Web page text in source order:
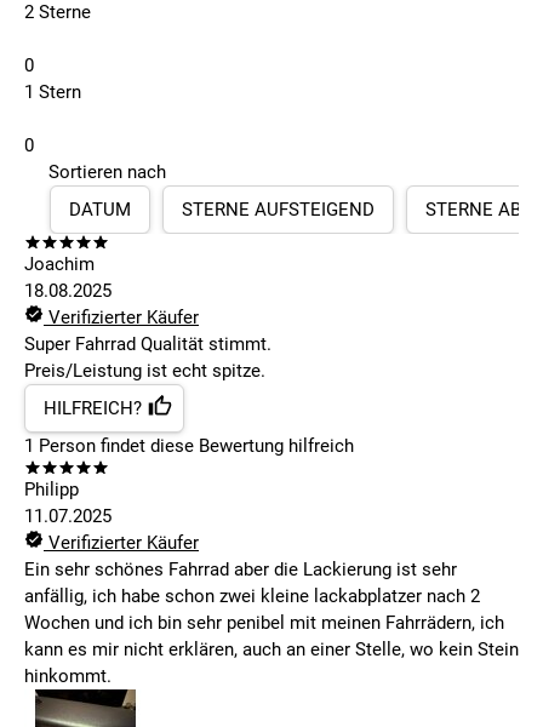
2 Sterne
0
1 Stern
0
Sortieren nach
DATUM
STERNE AUFSTEIGEND STERNE
Joachim
18.08.2025
Verifizierter Käufer
Super Fahrrad Qualität stimmt.
Preis/Leistung ist echt spitze.
HILFREICH?
1 Person findet diese Bewertung hilfreich
Philipp
11.07.2025
Verifizierter Käufer
Ein sehr schönes Fahrrad aber die Lackierung ist sehr
anfällig, ich habe schon zwei kleine lackabplatzer nach 2
Wochen und ich bin sehr penibel mit meinen Fahrrädern, ich
kann es mir nicht erklären, auch an einer Stelle, wo kein Stein
hinkommt.